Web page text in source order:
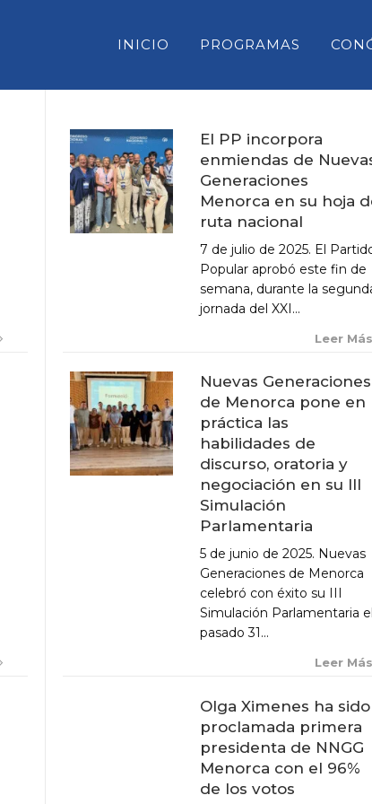
INICIO PROGRAMAS
CONSELL INSULAR DE
PARLAMENT DE LES ILLES
CONGRESO DE DIPUTADOS
SENADO
El PP incorpora
enmiendas de
Generaciones
Menorca en su hoja
ruta nacional
7 de julio de 2025. El
Popular aprobó este fin de
semana, durante la
jornada del XXI...
Leer Más
Nuevas Generaciones
de Menorca pone en
práctica las
habilidades de
discurso, oratoria y
negociación en su III
Simulación
Parlamentaria
5 de junio de 2025. Nuevas
Generaciones de Menorca
celebró con éxito su III
Simulación Parlamentaria el
pasado 31...
Leer Más
Olga Ximenes ha sido
proclamada primera
presidenta de NNGG
Menorca con el 96%
de los votos